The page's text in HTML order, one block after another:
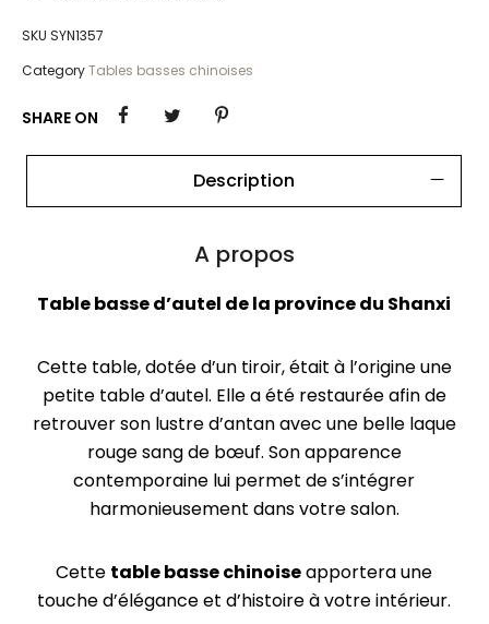
SKU SYN1357
CategoryTables basses chinoises
SHARE ON
Description
A propos
Table basse d’autel de la province du Shanxi
Cette table, dotée d’un tiroir, était à l’origine une
petite table d’autel. Elle a été restaurée afin de
retrouver son lustre d’antan avec une belle laque
rouge sang de bœuf. Son apparence
contemporaine lui permet de s’intégrer
harmonieusement dans votre salon.
Cette table basse chinoiseapportera une
touche d’élégance et d’histoire à votre intérieur.